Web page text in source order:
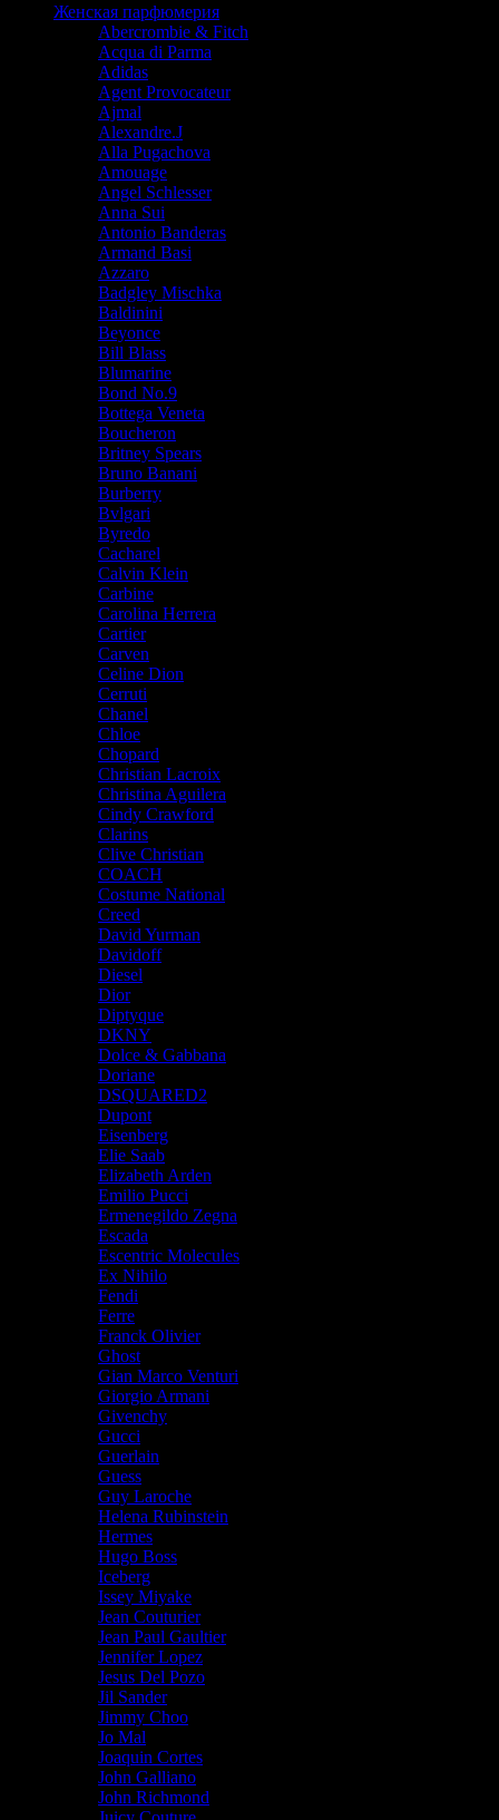
Женская парфюмерия
Abercrombie & Fitch
Acqua di Parma
Adidas
Agent Provocateur
Ajmal
Alexandre.J
Alla Pugachova
Amouage
Angel Schlesser
Anna Sui
Antonio Banderas
Armand Basi
Azzaro
Badgley Mischka
Baldinini
Beyonce
Bill Blass
Blumarine
Bond No.9
Bottega Veneta
Boucheron
Britney Spears
Bruno Banani
Burberry
Bvlgari
Byredo
Cacharel
Calvin Klein
Carbine
Carolina Herrera
Cartier
Carven
Celine Dion
Cerruti
Chanel
Chloe
Chopard
Christian Lacroix
Christina Aguilera
Cindy Crawford
Clarins
Clive Christian
COACH
Costume National
Creed
David Yurman
Davidoff
Diesel
Dior
Diptyque
DKNY
Dolce & Gabbana
Doriane
DSQUARED2
Dupont
Eisenberg
Elie Saab
Elizabeth Arden
Emilio Pucci
Ermenegildo Zegna
Escada
Escentric Molecules
Ex Nihilo
Fendi
Ferre
Franck Olivier
Ghost
Gian Marco Venturi
Giorgio Armani
Givenchy
Gucci
Guerlain
Guess
Guy Laroche
Helena Rubinstein
Hermes
Hugo Boss
Iceberg
Issey Miyake
Jean Couturier
Jean Paul Gaultier
Jennifer Lopez
Jesus Del Pozo
Jil Sander
Jimmy Choo
Jo Mal
Joaquin Cortes
John Galliano
John Richmond